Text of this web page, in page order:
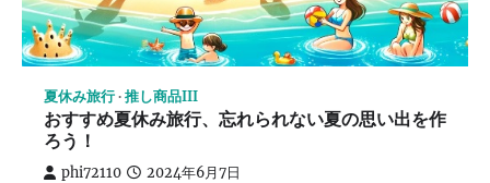
夏休み旅行 推し商品III
おすすめ夏休み旅行、忘れられない夏の思い出を作
ろう！
phi72110 2024年6月7日